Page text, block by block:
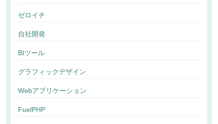
ゼロイチ
自社開発
BIツール
グラフィックデザイン
Webアプリケーション
FuelPHP